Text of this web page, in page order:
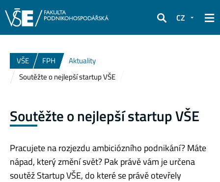
Hledat
CZ
VŠE FPH
Aktuality
Soutěžte o nejlepší startup VŠE
Soutěžte o nejlepší startup VŠE
Pracujete na rozjezdu ambiciózního podnikání? Máte
nápad, který změní svět? Pak právě vám je určena
soutěž Startup VŠE, do které se právě otevřely